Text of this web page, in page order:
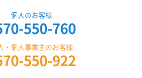
個人のお客様
550-760
・個人事業主のお客様
550-922